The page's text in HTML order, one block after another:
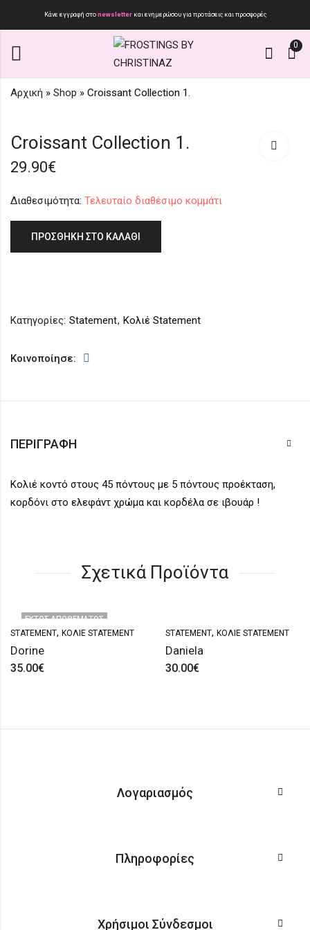
Κάνε εγγραφή στοnewsletter και ενημερώσου για προτάσεις και προσφορές
0
Αρχική » Shop » Croissant Collection 1.
Croissant Collection 1.
29.90€
Διαθεσιμότητα: Τελευταίο διαθέσιμο κομμάτι
ΠΡΟΣΘΉΚΗ ΣΤΟ ΚΑΛΆΘΙ
Κατηγορίες: Statement, Κολιέ Statement
Κοινοποίησε:
ΠΕΡΙΓΡΑΦΉ
Κολιέ κοντό στους 45 πόντους με 5 πόντους προέκταση,
κορδόνι στο ελεφάντ χρώμα και κορδέλα σε ιβουάρ !
Σχετικά Προϊόντα
ΕΚΤΌΣ ΑΠΟΘΈΜΑΤΟΣ
STATEMENT, ΚΟΛΙΈ STATEMENT
Dorine
35.00€
STATEMENT, ΚΟΛΙΈ STATEMENT
Daniela
30.00€
Λογαριασμός
Πληροφορίες
Χρήσιμοι Σύνδεσμοι